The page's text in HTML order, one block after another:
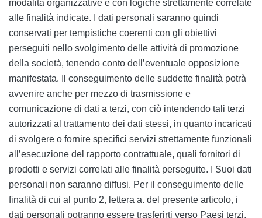
modalità organizzative e con logiche strettamente correlate
alle finalità indicate. I dati personali saranno quindi
conservati per tempistiche coerenti con gli obiettivi
perseguiti nello svolgimento delle attività di promozione
della società, tenendo conto dell’eventuale opposizione
manifestata. Il conseguimento delle suddette finalità potrà
avvenire anche per mezzo di trasmissione e
comunicazione di dati a terzi, con ciò intendendo tali terzi
autorizzati al trattamento dei dati stessi, in quanto incaricati
di svolgere o fornire specifici servizi strettamente funzionali
all’esecuzione del rapporto contrattuale, quali fornitori di
prodotti e servizi correlati alle finalità perseguite. I Suoi dati
personali non saranno diffusi. Per il conseguimento delle
finalità di cui al punto 2, lettera a. del presente articolo, i
dati personali potranno essere trasferirti verso Paesi terzi,